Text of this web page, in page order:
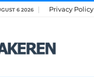
6 2026 Privacy Policy